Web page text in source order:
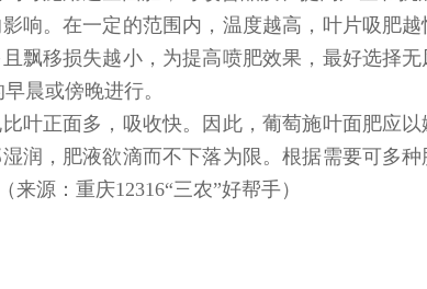
响。在一定的范围内，温度越高，叶片吸肥越
飘移损失越小，为提高喷肥效果，最好选择无
晨或傍晚进行。
叶正面多，吸收快。因此，葡萄施叶面肥应以
润，肥液欲滴而不下落为限。根据需要可多种
源：重庆12316“三农”好帮手）